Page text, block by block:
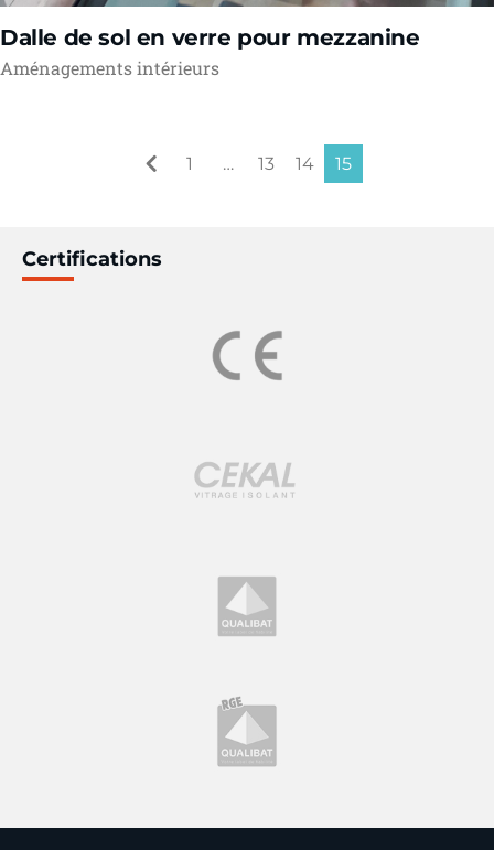
Dalle de sol en verre pour mezzanine
Aménagements intérieurs
1 … 13 14 15
Certifications